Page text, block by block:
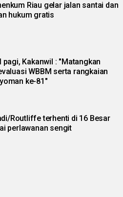
Riau gelar jalan santai dan
hukum gratis
pagi, Kakanwil : "Matangkan
WBBM serta rangkaian
ke-81"
Routliffe terhenti di 16 Besar
perlawanan sengit